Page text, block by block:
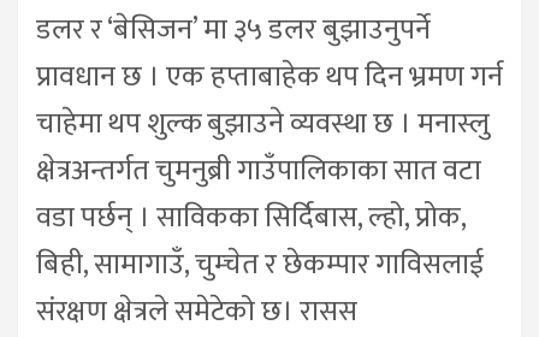
डलर र ‘बेसिजन’ मा ३५ डलर बुझाउनुपर्ने
प्रावधान छ । एक हप्ताबाहेक थप दिन भ्रमण गर्न
चाहेमा थप शुल्क बुझाउने व्यवस्था छ । मनास्लु
क्षेत्रअन्तर्गत चुमनुब्री गाउँपालिकाका सात वटा
वडा पर्छन् । साविकका सिर्दिबास, ल्हो, प्रोक,
बिही, सामागाउँ, चुम्चेत र छेकम्पार गाविसलाई
संरक्षण क्षेत्रले समेटेको छ। रासस